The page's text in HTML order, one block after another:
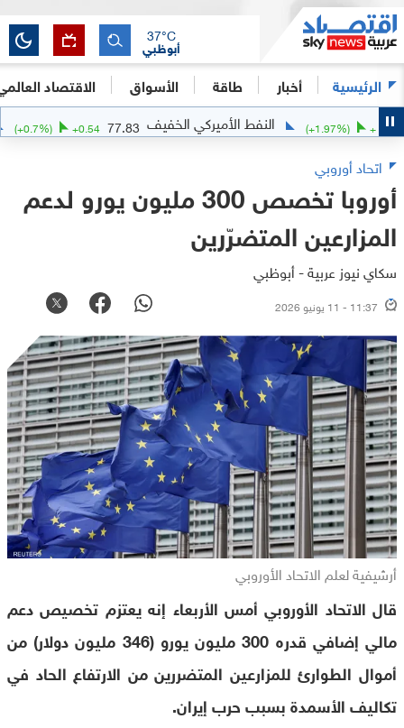
الرئيسية أخبار طاقة الأسواق الاقتصاد
أبوظبي
37°C
(+ 1.97%) النفط الأميركي الخفيف 77.83
+0.54
( +0.7%)
اتحاد أوروبي
أوروبا تخصص 300 مليون يورو لدعم
المزارعين المتضرّرين
سكاي نيوز عربية - أبوظبي
11:37 - 11 يونيو 2026
أرشيفية لعلم الاتحاد الأوروبي
قال الاتحاد الأوروبي أمس الأربعاء إنه يعتزم تخصيص دعم
مالي إضافي قدره 300 مليون يورو (346 مليون دولار) من
أموال الطوارئ للمزارعين المتضررين من الارتفاع الحاد في
تكاليف الأسمدة بسبب حرب إيران.